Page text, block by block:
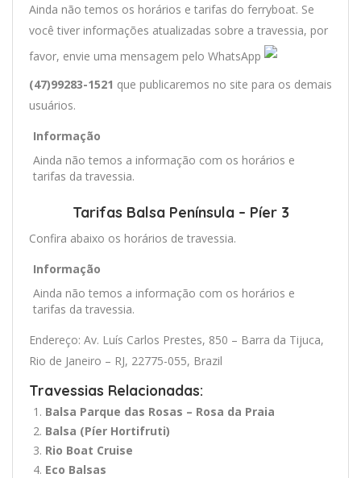
Ainda não temos os horários e tarifas do ferryboat. Se
você tiver informações atualizadas sobre a travessia, por
favor, envie uma mensagem pelo WhatsApp
(47)99283-1521 que publicaremos no site para os demais
usuários.
Informação
Ainda não temos a informação com os horários e
tarifas da travessia.
Tarifas Balsa Península – Píer 3
Confira abaixo os horários de travessia.
Informação
Ainda não temos a informação com os horários e
tarifas da travessia.
Endereço: Av. Luís Carlos Prestes, 850 – Barra da Tijuca,
Rio de Janeiro – RJ, 22775-055, Brazil
Travessias Relacionadas:
Balsa Parque das Rosas – Rosa da Praia
Balsa (Píer Hortifruti)
Rio Boat Cruise
Eco Balsas